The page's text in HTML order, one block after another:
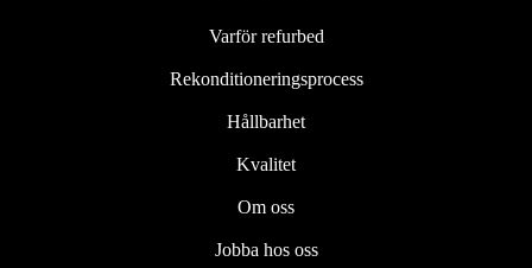
Varför refurbed
Rekonditioneringsprocess
Hållbarhet
Kvalitet
Om oss
Jobba hos oss